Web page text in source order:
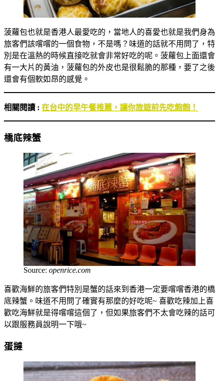
菠蘿包也就是香港人最愛吃的，當地人的喜愛也就是我們身為
旅客們該嚐嚐的一個食物，不是嗎？味道的話就不用問了，特
別是在溫熱的時候直接吃就會非常好吃的呢。菠蘿包上面還會
有一大片的黃油，菠蘿包的外皮也是很鬆脆的那種，要了之後
還會有個軟如昂的感覺。
相關閱讀 : 在台中的早午餐推薦，讓你旅遊前先吃飽飽！
橋底辣蟹
Source: openrice.com
喜歡海鮮的旅客們特別是蟹的話來到香港一定要嚐嚐香港的橋
底辣蟹。味道不用問了確實有那麼的好吃呢~ 喜歡吃辣加上喜
歡吃海鮮就是得嚐嚐這個了，但如果旅客們不太會吃辣的話可
以跟服務員說明一下哦~
蛋撻